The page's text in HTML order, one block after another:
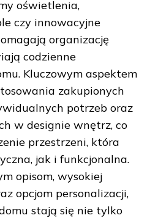
oświetlenia,
czy innowacyjne
organizację
codzienne
Kluczowym aspektem
zakupionych
potrzeb oraz
w designie wnętrz, co
przestrzeni, która
jak i funkcjonalna.
opisom, wysokiej
opcjom personalizacji,
stają się nie tylko